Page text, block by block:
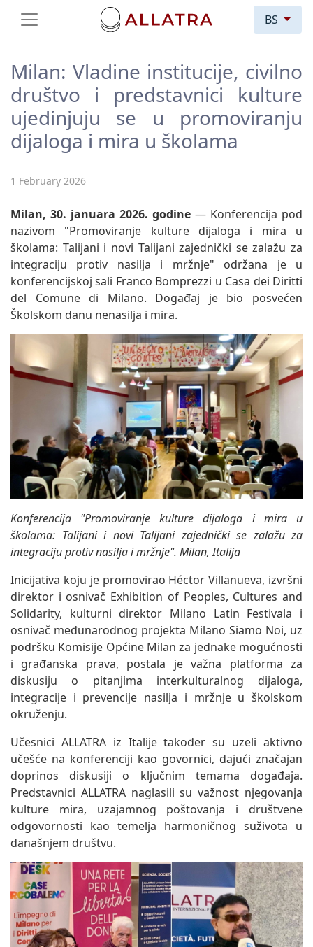
BS
Milan: Vladine institucije, civilno
društvo i predstavnici kulture
ujedinjuju se u promoviranju
dijaloga i mira u školama
1 February 2026
Milan, 30. januara 2026. godine — Konferencija pod
nazivom "Promoviranje kulture dijaloga i mira u
školama: Talijani i novi Talijani zajednički se zalažu za
integraciju protiv nasilja i mržnje" održana je u
konferencijskoj sali Franco Bomprezzi u Casa dei Diritti
del Comune di Milano. Događaj je bio posvećen
Školskom danu nenasilja i mira.
Konferencija "Promoviranje kulture dijaloga i mira u
školama: Talijani i novi Talijani zajednički se zalažu za
integraciju protiv nasilja i mržnje". Milan, Italija
Inicijativa koju je promovirao Héctor Villanueva, izvršni
direktor i osnivač Exhibition of Peoples, Cultures and
Solidarity, kulturni direktor Milano Latin Festivala i
osnivač međunarodnog projekta Milano Siamo Noi, uz
podršku Komisije Općine Milan za jednake mogućnosti
i građanska prava, postala je važna platforma za
diskusiju o pitanjima interkulturalnog dijaloga,
integracije i prevencije nasilja i mržnje u školskom
okruženju.
Učesnici ALLATRA iz Italije također su uzeli aktivno
učešće na konferenciji kao govornici, dajući značajan
doprinos diskusiji o ključnim temama događaja.
Predstavnici ALLATRA naglasili su važnost njegovanja
kulture mira, uzajamnog poštovanja i društvene
odgovornosti kao temelja harmoničnog suživota u
današnjem društvu.